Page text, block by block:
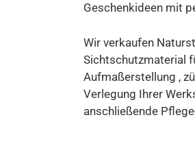
Geschenkideen mit
Wir verkaufen
Sichtschutzmaterial
Aufmaßerstellung ,
Verlegung Ihrer
anschließende